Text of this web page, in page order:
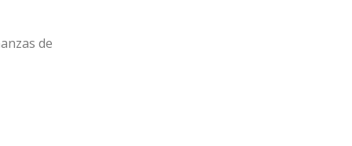
de